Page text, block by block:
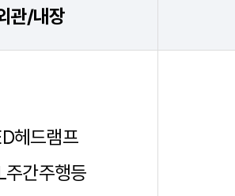
관/내장
헤드램프
주간주행등